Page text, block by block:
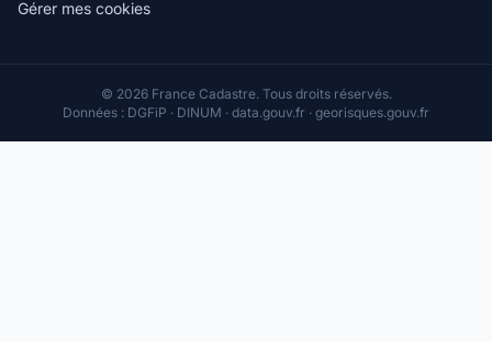
Gérer mes cookies
© 2026 France Cadastre. Tous droits réservés.
Données : DGFiP · DINUM · data.gouv.fr · georisques.gouv.fr